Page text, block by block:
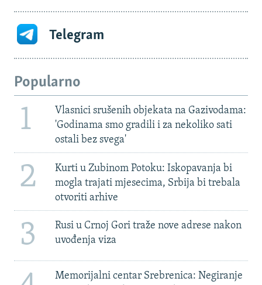
Telegram
Popularno
1
Vlasnici srušenih objekata na Gazivodama:
'Godinama smo gradili i za nekoliko sati
ostali bez svega'
2
Kurti u Zubinom Potoku: Iskopavanja bi
mogla trajati mjesecima, Srbija bi trebala
otvoriti arhive
3
Rusi u Crnoj Gori traže nove adrese nakon
uvođenja viza
Memorijalni centar Srebrenica: Negiranje